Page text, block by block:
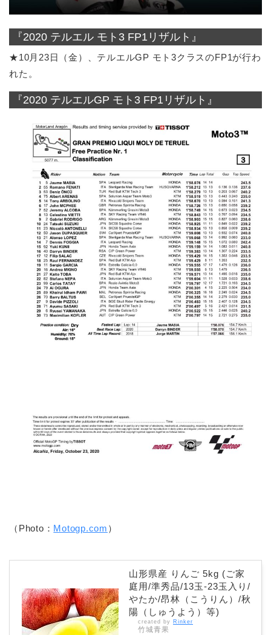
『2020 テルエル モト3 FP1リザルト』
★10月23日（金）、テルエルGP モト3クラスのFP1が行わ
れた。
『2020 テルエルGP モト3 FP1リザルト』
（Photo： Motogp.com ）
山形県産 りんご 5kg (ご家
庭用/準秀品/13玉-23玉入り/
やたか/昂林（こうりん）/秋
陽（しゅうよう）等)
created by Rinker
竹城青果